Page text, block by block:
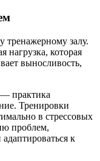
тренажерному залу.
нагрузка, которая
выносливость,
практика
Тренировки
в стрессовых
проблем,
к